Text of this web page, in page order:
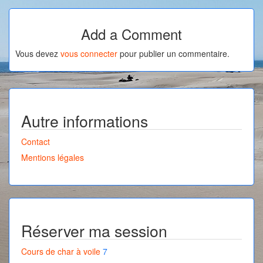
Add a Comment
Vous devez vous connecter pour publier un commentaire.
Autre informations
Contact
Mentions légales
Réserver ma session
Cours de char à voile 7